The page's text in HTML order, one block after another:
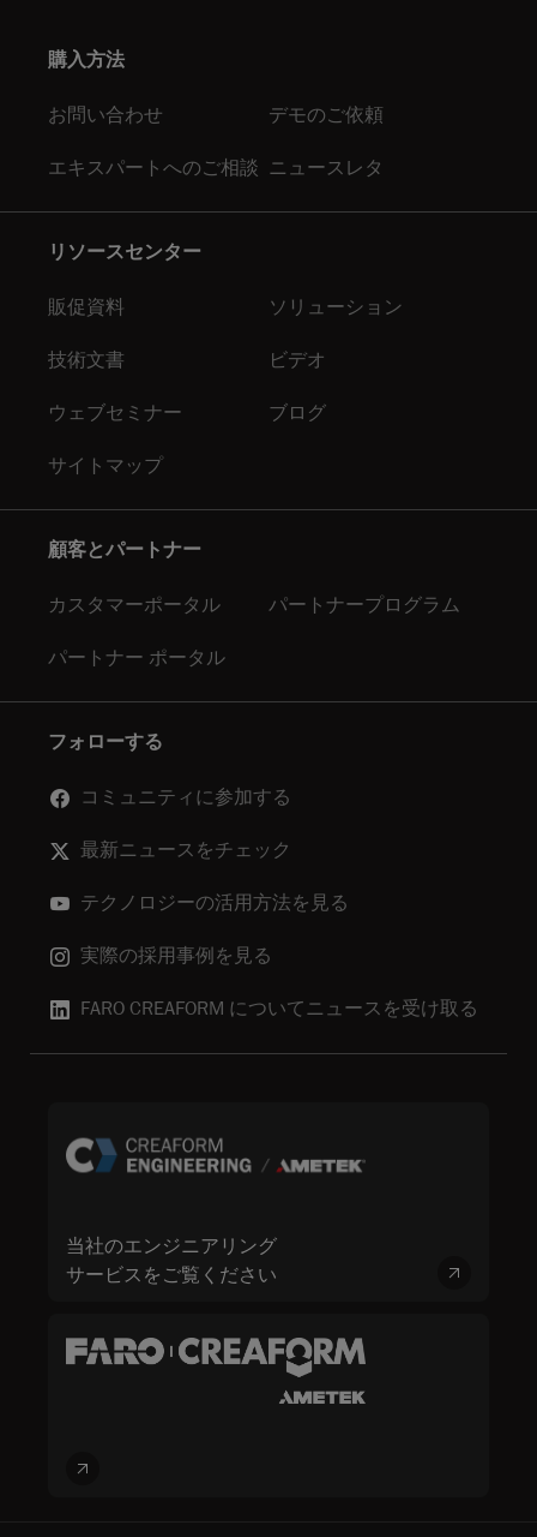
購入方法
お問い合わせ デモのご依頼
エキスパートへのご相談 ニュースレタ
リソースセンター
販促資料 ソリューション
技術文書 ビデオ
ウェブセミナー ブログ
サイトマップ
顧客とパートナー
カスタマーポータル パートナープログラム
パートナー ポータル
フォローする
コミュニティに参加する
最新ニュースをチェック
テクノロジーの活用方法を見る
実際の採用事例を見る
FARO CREAFORM についてニュースを受け取る
当社のエンジニアリング
サービスをご覧ください